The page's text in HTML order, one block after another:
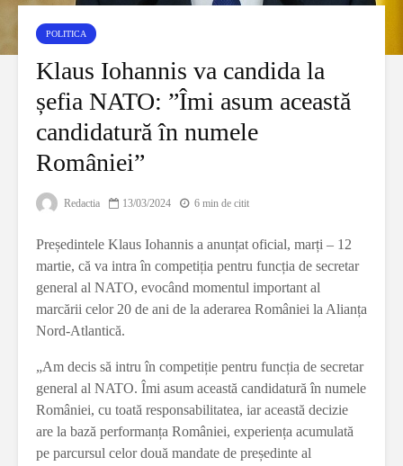
POLITICA
Klaus Iohannis va candida la
șefia NATO: ”Îmi asum această
candidatură în numele
României”
Redactia 13/03/2024 6 min de citit
Președintele Klaus Iohannis a anunțat oficial, marți – 12
martie, că va intra în competiția pentru funcția de secretar
general al NATO, evocând momentul important al
marcării celor 20 de ani de la aderarea României la Alianța
Nord-Atlantică.
„Am decis să intru în competiție pentru funcția de secretar
general al NATO. Îmi asum această candidatură în numele
României, cu toată responsabilitatea, iar această decizie
are la bază performanța României, experiența acumulată
pe parcursul celor două mandate de președinte al